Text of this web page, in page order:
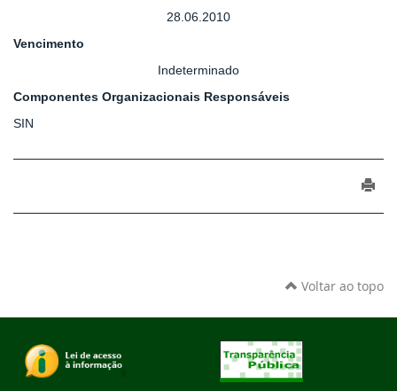
28.06.2010
Vencimento
Indeterminado
Componentes Organizacionais Responsáveis
SIN
Voltar ao topo